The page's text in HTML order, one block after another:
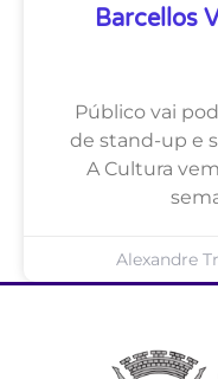
Barcellos
Público vai
de stand-up e
A Cultura
Alexandre